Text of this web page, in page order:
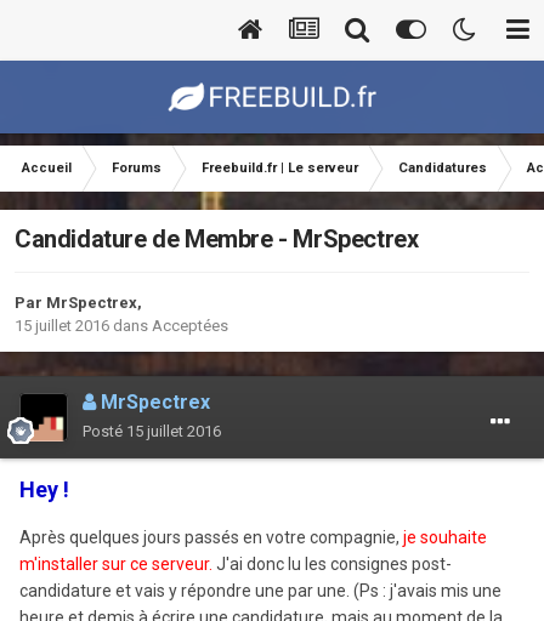
Accueil Forums Freebuild.fr | Le serveur Candidatures
Candidature de Membre - MrSpectrex
Par MrSpectrex,
15 juillet 2016 dans Acceptées
MrSpectrex
Posté 15 juillet 2016
Hey !
Après quelques jours passés en votre compagnie, je souhaite
m'installer sur ce serveur. J'ai donc lu les consignes post-
candidature et vais y répondre une par une. (Ps : j'avais mis une